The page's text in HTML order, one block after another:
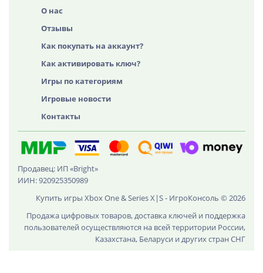
О нас
Отзывы
Как покупать на аккаунт?
Как активировать ключ?
Игры по категориям
Игровые новости
Контакты
Продавец: ИП «Bright»
ИИН: 920925350989
Купить игры Xbox One & Series X|S - ИгроКонсоль © 2026
Продажа цифровых товаров, доставка ключей и поддержка
пользователей осуществляются на всей территории России,
Казахстана, Беларуси и других стран СНГ